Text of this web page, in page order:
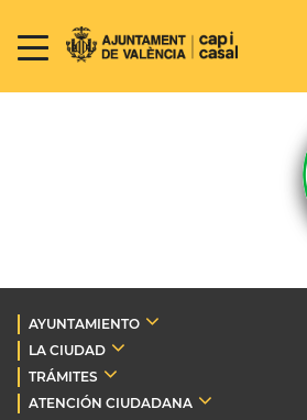
AYUNTAMIENTO
LA CIUDAD
TRÁMITES
ATENCIÓN CIUDADANA